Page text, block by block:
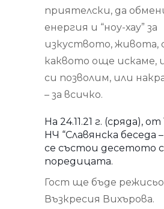
приятелски, да
енергия и “ноу-хау” за
изкуството, живота,
каквото още искаме,
си позволим, или
– за всичко.
На 24.11.21 г. (сряда), от
НЧ “Славянска беседа
се състои десетото
поредицата.
Гост ще бъде
Възкресия Вихърова.